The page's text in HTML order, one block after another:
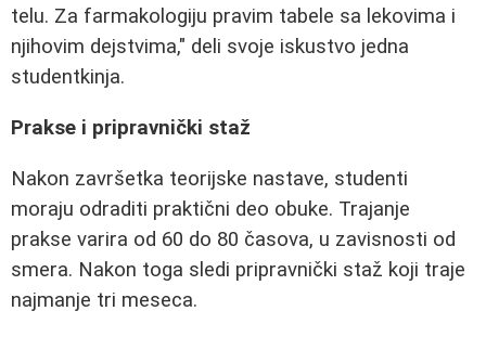
telu. Za farmakologiju pravim tabele sa lekovima i
njihovim dejstvima," deli svoje iskustvo jedna
studentkinja.
Prakse i pripravnički staž
Nakon završetka teorijske nastave, studenti
moraju odraditi praktični deo obuke. Trajanje
prakse varira od 60 do 80 časova, u zavisnosti od
smera. Nakon toga sledi pripravnički staž koji traje
najmanje tri meseca.